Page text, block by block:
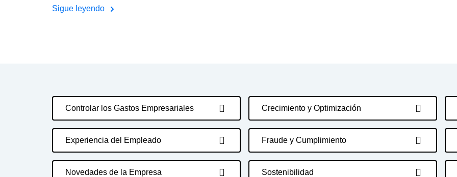
Sigue leyendo
Controlar los Gastos Empresariales Crecimiento y Optimización
Experiencia del Empleado Fraude y Cumplimiento
Novedades de la Empresa Sostenibilidad